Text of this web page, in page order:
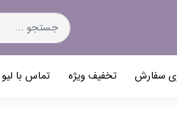
سفارش تخفیف ویژه تماس با لیو